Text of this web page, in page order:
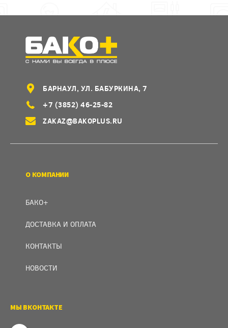
БАРНАУЛ, УЛ. БАБУРКИНА, 7
+7 (3852) 46-25-82
ZAKAZ@BAKOPLUS.RU
О КОМПАНИИ
БАКО+
ДОСТАВКА И ОПЛАТА
КОНТАКТЫ
НОВОСТИ
МЫ ВКОНТАКТЕ